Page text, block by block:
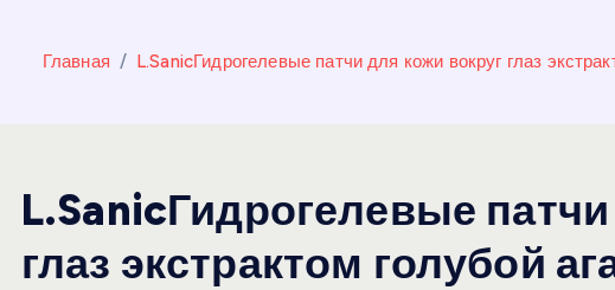
Главная L.SanicГидрогелевые патчи для кожи вокруг глаз
L.SanicГидрогелевые
глаз экстрактом голубой